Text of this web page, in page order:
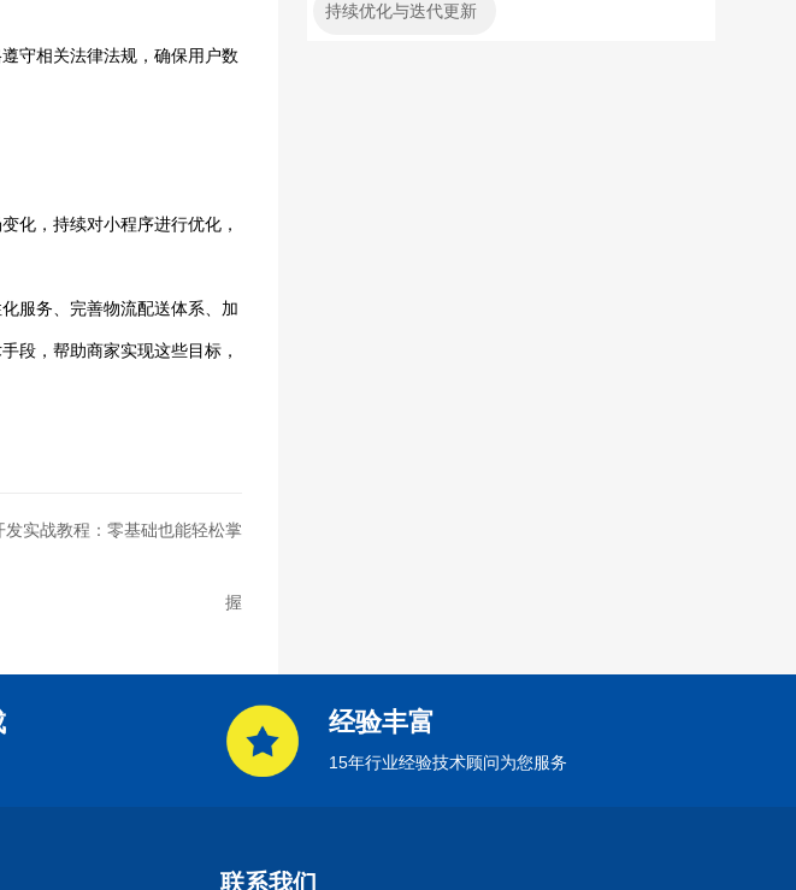
守相关法律法规，确保用户数
化，持续对小程序进行优化，
服务、完善物流配送体系、加
段，帮助商家实现这些目标，
实战教程：零基础也能轻松掌
握
持续优化与迭代更新
经验丰富
15年行业经验技术顾问为您服务
联系我们